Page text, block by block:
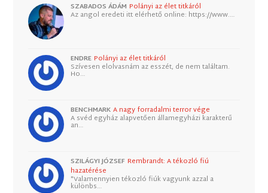
SZABADOS ÁDÁM Polányi az élet titkáról
Az angol eredeti itt elérhető online: https://www.…
ENDRE Polányi az élet titkáról
Szívesen elolvasnám az esszét, de nem találtam.
Ho…
BENCHMARK A nagy forradalmi terror vége
A svéd egyház alapvetően államegyházi karakterű
an…
SZILÁGYI JÓZSEF Rembrandt: A tékozló fiú
hazatérése
"Valamennyien tékozló fiúk vagyunk azzal a
különbs…